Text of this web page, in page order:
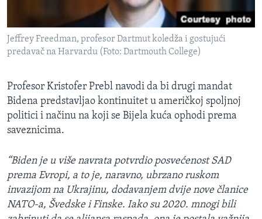
Jeffrey Freedman, profesor Dartmut koledža i gostujući
predavač na Harvardu (Foto: Dartmouth College)
Profesor Kristofer Prebl navodi da bi drugi mandat
Bidena predstavljao kontinuitet u američkoj spoljnoj
politici i načinu na koji se Bijela kuća ophodi prema
saveznicima.
“Biden je u više navrata potvrdio posvećenost SAD
prema Evropi, a to je, naravno, ubrzano ruskom
invazijom na Ukrajinu, dodavanjem dvije nove članice
NATO-a, Švedske i Finske. Iako su 2020. mnogi bili